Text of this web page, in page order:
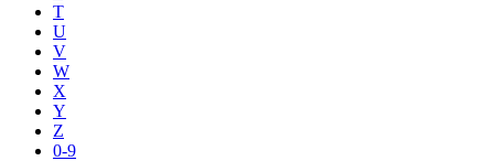
T
U
V
W
X
Y
Z
0-9